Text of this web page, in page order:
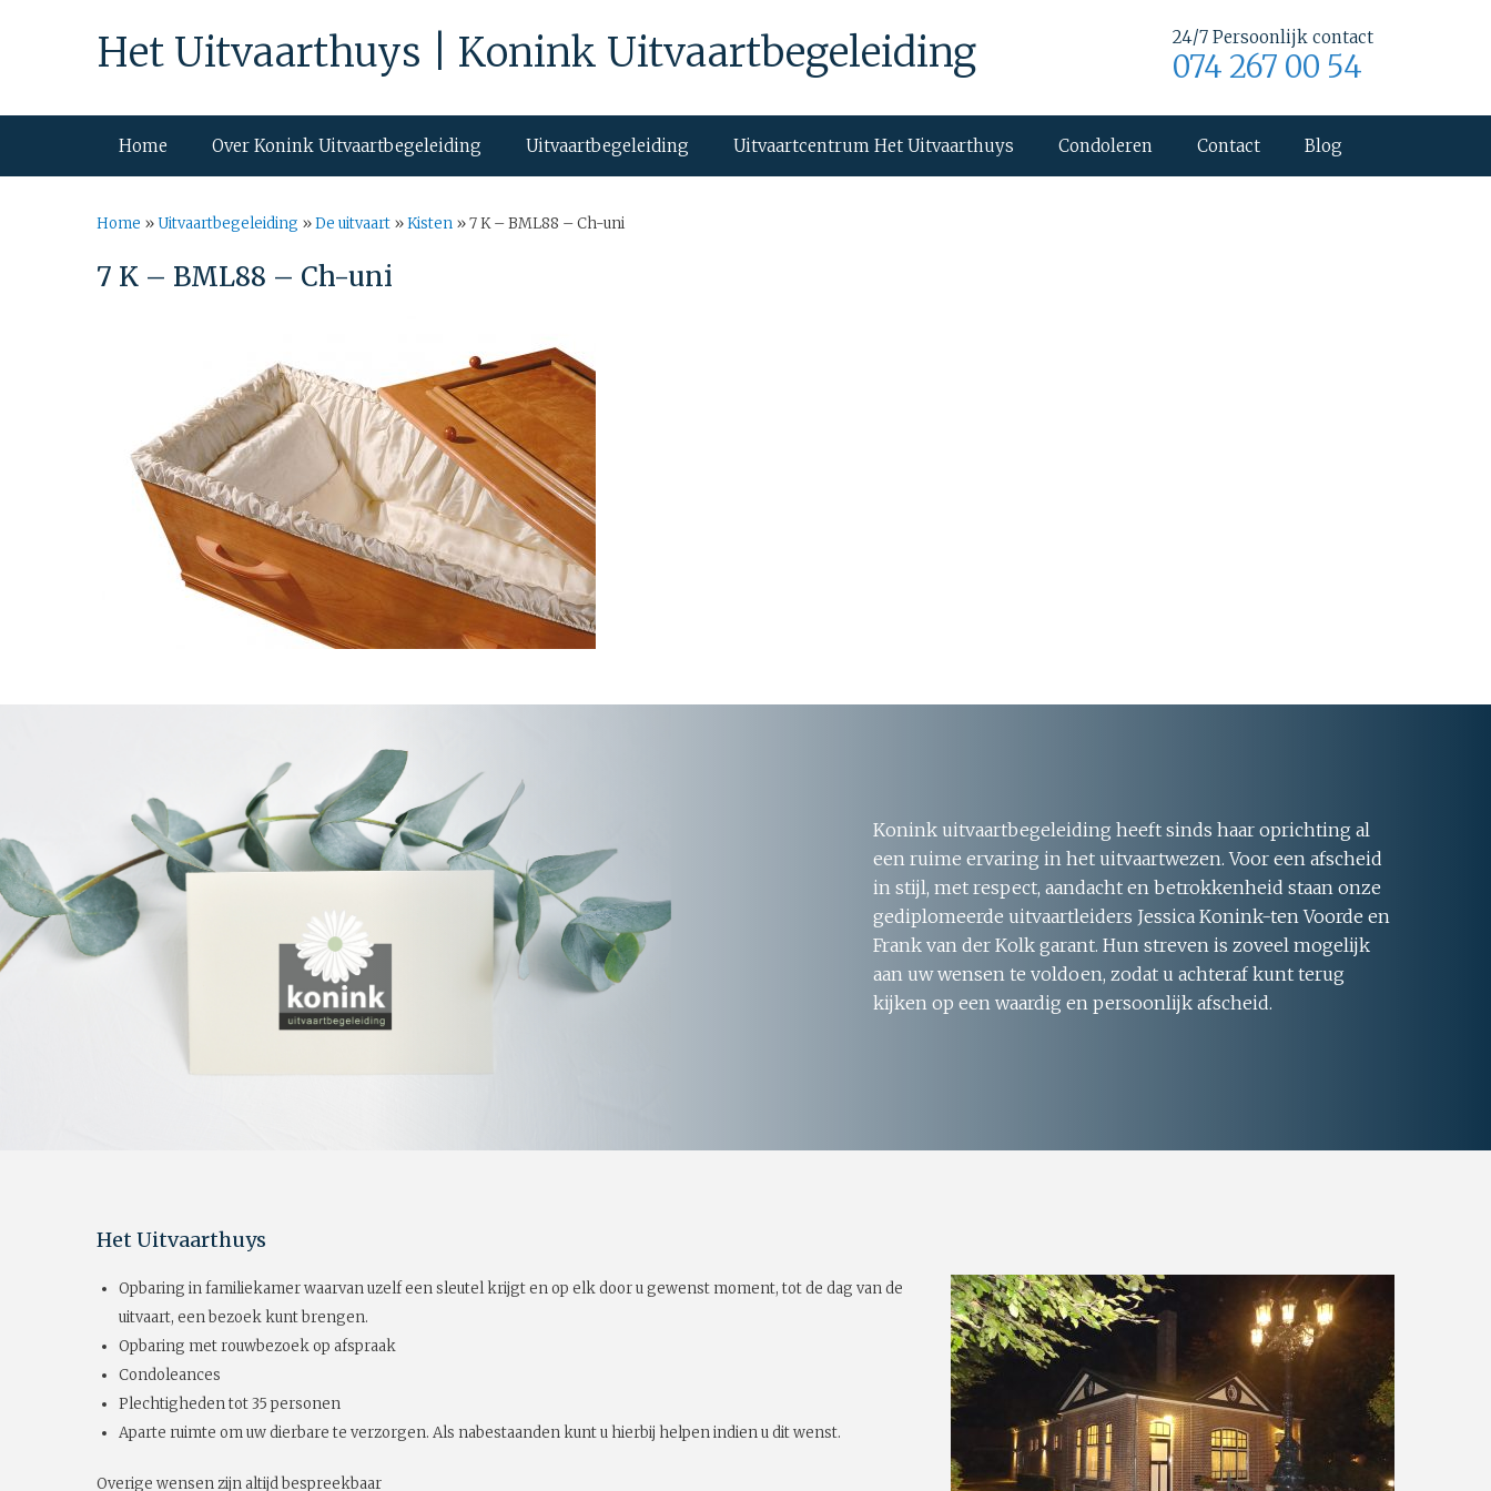
Het Uitvaarthuys | Konink Uitvaartbegeleiding 24/7 Persoonlijk contact
074 267 00 54
Home Over Konink Uitvaartbegeleiding Uitvaartbegeleiding Uitvaartcentrum Het Uitvaarthuys Condoleren Contact Blog
Home »Uitvaartbegeleiding »De uitvaart »Kisten »7 K – BML88 – Ch-uni
7 K – BML88 – Ch-uni
Konink uitvaartbegeleiding heeft sinds haar oprichting al
een ruime ervaring in het uitvaartwezen. Voor een afscheid
in stijl, met respect, aandacht en betrokkenheid staan onze
gediplomeerde uitvaartleiders Jessica Konink-ten Voorde en
Frank van der Kolk garant. Hun streven is zoveel mogelijk
aan uw wensen te voldoen, zodat u achteraf kunt terug
kijken op een waardig en persoonlijk afscheid.
Het Uitvaarthuys
Opbaring in familiekamer waarvan uzelf een sleutel krijgt en op elk door u gewenst moment, tot de dag van de
uitvaart, een bezoek kunt brengen.
Opbaring met rouwbezoek op afspraak
Condoleances
Plechtigheden tot 35 personen
Aparte ruimte om uw dierbare te verzorgen. Als nabestaanden kunt u hierbij helpen indien u dit wenst.
Overige wensen zijn altijd bespreekbaar